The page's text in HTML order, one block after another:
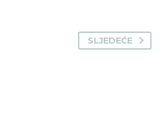
SLJEDEĆE